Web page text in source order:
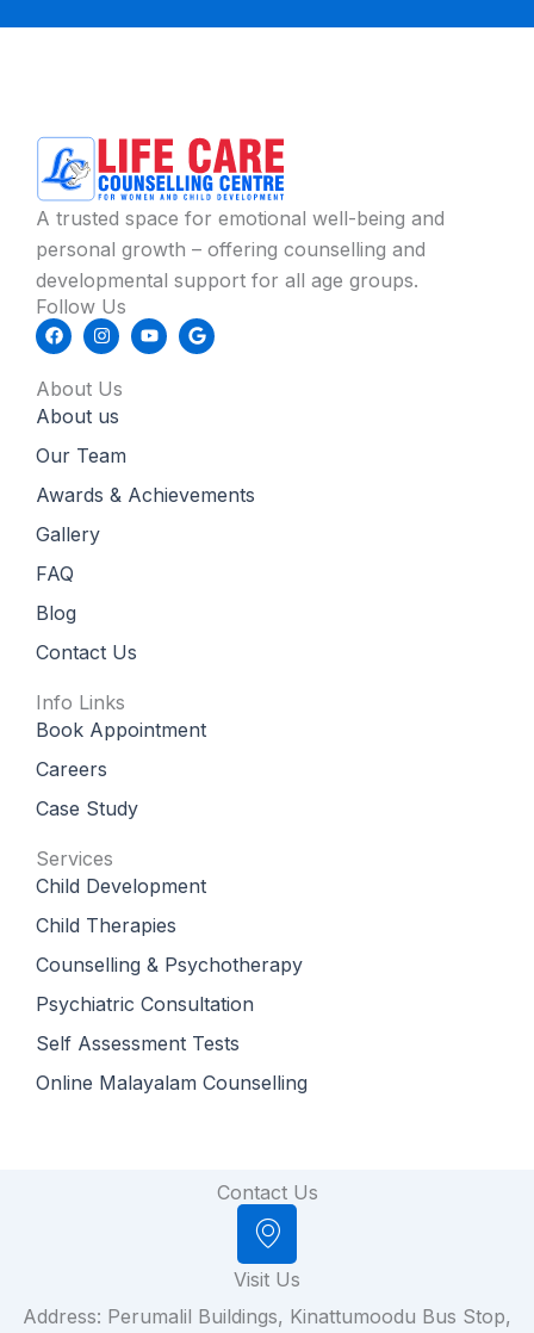
A trusted space for emotional well-being and
personal growth – offering counselling and
developmental support for all age groups.
Follow Us
F
a
c
e
b
o
k
I
n
s
t
a
g
a
m
Y
o
u
G
o
o
About Us
About us
Our Team
Awards & Achievements
Gallery
FAQ
Blog
Contact Us
Info Links
Book Appointment
Careers
Case Study
Services
Child Development
Child Therapies
Counselling & Psychotherapy
Psychiatric Consultation
Self Assessment Tests
Online Malayalam Counselling
Contact Us
Visit Us
Address: Perumalil Buildings, Kinattumoodu Bus Stop,